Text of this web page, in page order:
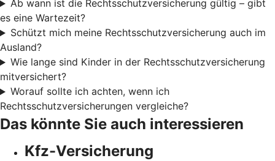
Ab wann ist die Rechtsschutzversicherung gültig – gibt
es eine Wartezeit?
Schützt mich meine Rechtsschutzversicherung auch im
Ausland?
Wie lange sind Kinder in der Rechtsschutzversicherung
mitversichert?
Worauf sollte ich achten, wenn ich
Rechtsschutzversicherungen vergleiche?
Das könnte Sie auch interessieren
Kfz-Versicherung